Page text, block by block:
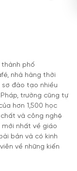
thành phố
nhà hàng thời
đào tạo nhiều
trường cũng tự
hơn 1,500 học
và công nghệ
mới nhất về giáo
bản và có kinh
về những kiến